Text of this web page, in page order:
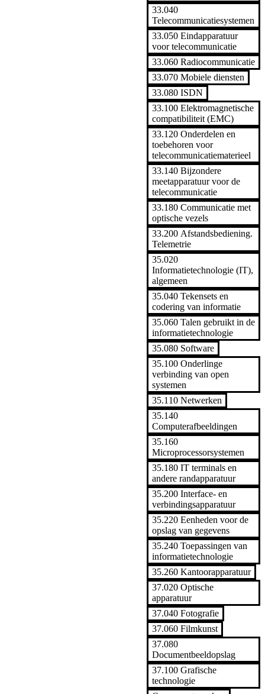
33.040
Telecommunicatiesystemen
33.050 Eindapparatuur
voor telecommunicatie
33.060 Radiocommunicatie
33.070 Mobiele diensten
33.080 ISDN
33.100 Elektromagnetische
compatibiliteit (EMC)
33.120 Onderdelen en
toebehoren voor
telecommunicatiematerieel
33.140 Bijzondere
meetapparatuur voor de
telecommunicatie
33.180 Communicatie met
optische vezels
33.200 Afstandsbediening.
Telemetrie
35.020
Informatietechnologie (IT),
algemeen
35.040 Tekensets en
codering van informatie
35.060 Talen gebruikt in de
informatietechnologie
35.080 Software
35.100 Onderlinge
verbinding van open
systemen
35.110 Netwerken
35.140
Computerafbeeldingen
35.160
Microprocessorsystemen
35.180 IT terminals en
andere randapparatuur
35.200 Interface- en
verbindingsapparatuur
35.220 Eenheden voor de
opslag van gegevens
35.240 Toepassingen van
informatietechnologie
35.260 Kantoorapparatuur
37.020 Optische
apparatuur
37.040 Fotografie
37.060 Filmkunst
37.080
Documentbeeldopslag
37.100 Grafische
technologie